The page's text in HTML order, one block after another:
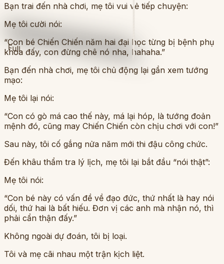
Full
Bạn trai đến nhà chơi, mẹ tôi vui vẻ tiếp chuyện:
Mẹ tôi cười nói:
“Con bé Chiến Chiến năm hai đại học từng bị bệnh phụ
khoa đấy, con đừng chê nó nha, hahaha.”
Bạn đến nhà chơi, mẹ tôi chủ động lại gần xem tướng
mạo:
Mẹ tôi lại nói:
“Con có gò má cao thế này, má lại hóp, là tướng đoản
mệnh đó, cũng may Chiến Chiến còn chịu chơi với con!”
Sau này, tôi cố gắng nửa năm mới thi đậu công chức.
Đến khâu thẩm tra lý lịch, mẹ tôi lại bắt đầu “nói thật”:
Mẹ tôi nói:
“Con bé này có vấn đề về đạo đức, thứ nhất là hay nói
dối, thứ hai là bất hiếu. Đơn vị các anh mà nhận nó, thì
phải cẩn thận đấy.”
Không ngoài dự đoán, tôi bị loại.
Tôi và mẹ cãi nhau một trận kịch liệt.